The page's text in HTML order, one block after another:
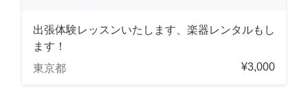
出張体験レッスンいたします、楽器レンタルもし
ます！
東京都
¥3,000